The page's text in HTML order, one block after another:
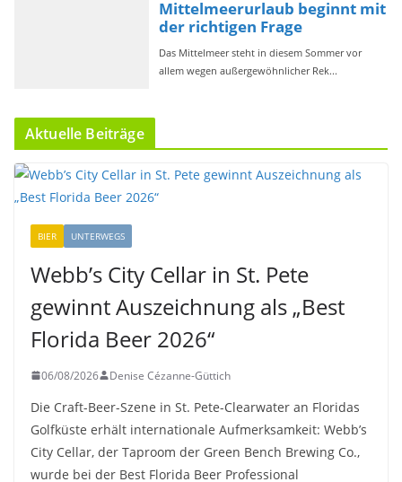
Aktuelle Beiträge
BIER UNTERWEGS
Webb’s City Cellar in St. Pete
gewinnt Auszeichnung als „Best
Florida Beer 2026“
06/08/2026 Denise Cézanne-Güttich
Die Craft-Beer-Szene in St. Pete-Clearwater an Floridas
Golfküste erhält internationale Aufmerksamkeit: Webb’s
City Cellar, der Taproom der Green Bench Brewing Co.,
wurde bei der Best Florida Beer Professional